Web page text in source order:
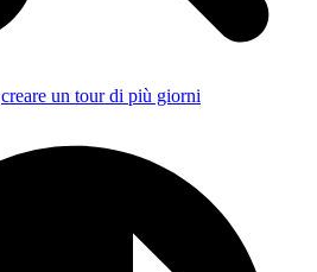
creare un tour di più giorni